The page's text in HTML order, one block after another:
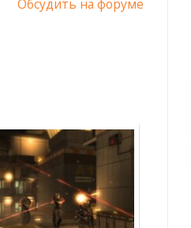
Обсудить на форуме